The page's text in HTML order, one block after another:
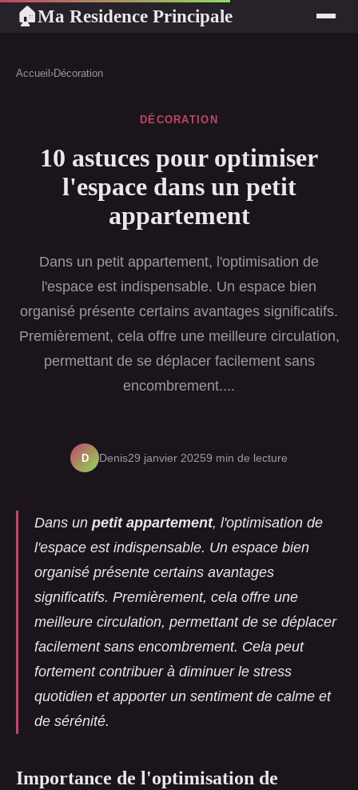
🏠Ma Residence Principale
Accueil ›Décoration
DÉCORATION
10 astuces pour optimiser
l'espace dans un petit
appartement
Dans un petit appartement, l'optimisation de
l'espace est indispensable. Un espace bien
organisé présente certains avantages significatifs.
Premièrement, cela offre une meilleure circulation,
permettant de se déplacer facilement sans
encombrement....
D Denis29 janvier 20259 min de lecture
Dans un petit appartement, l'optimisation de
l'espace est indispensable. Un espace bien
organisé présente certains avantages
significatifs. Premièrement, cela offre une
meilleure circulation, permettant de se déplacer
facilement sans encombrement. Cela peut
fortement contribuer à diminuer le stress
quotidien et apporter un sentiment de calme et
de sérénité.
Importance de l'optimisation de